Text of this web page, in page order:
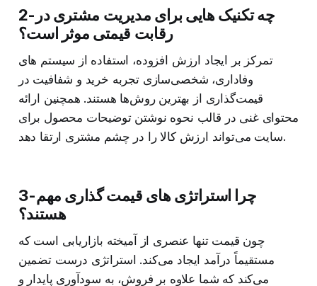
2-چه تکنیک هایی برای مدیریت مشتری در
رقابت قیمتی موثر است؟
تمرکز بر ایجاد ارزش افزوده، استفاده از سیستم‌ های
وفاداری، شخصی‌سازی تجربه خرید و شفافیت در
قیمت‌گذاری از بهترین روش‌ها هستند. همچنین ارائه
محتوای غنی در قالب نحوه نوشتن توضیحات محصول برای
سایت می‌تواند ارزش کالا را در چشم مشتری ارتقا دهد.
3-چرا استراتژی های قیمت گذاری مهم
هستند؟
چون قیمت تنها عنصری از آمیخته بازاریابی است که
مستقیماً درآمد ایجاد می‌کند. استراتژی درست تضمین
می‌کند که شما علاوه بر فروش، به سودآوری پایدار و